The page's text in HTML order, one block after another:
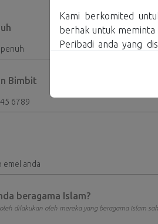
Bimbit
beragama Islam?
dilakukan oleh mereka yang beragama Islam
Kami berkomited
berhak untuk
Peribadi anda yang
mengehadkan
Dasar dan Notis ini
makna antara versi
mengakses Laman
Kami berhak untuk
Data Peribadi kami